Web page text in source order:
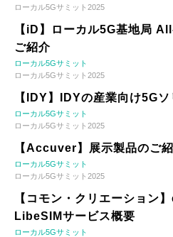
ローカル5Gサミット2025
【iD】ローカル5G基地局
ご紹介
ローカル5Gサミット
ローカル5Gサミット2025
【IDY】IDYの産業向け5G
ローカル5Gサミット
ローカル5Gサミット2025
【Accuver】展示製品のご
ローカル5Gサミット
ローカル5Gサミット2025
【コモン・クリエーション
LibeSIMサービス概要
ローカル5Gサミット